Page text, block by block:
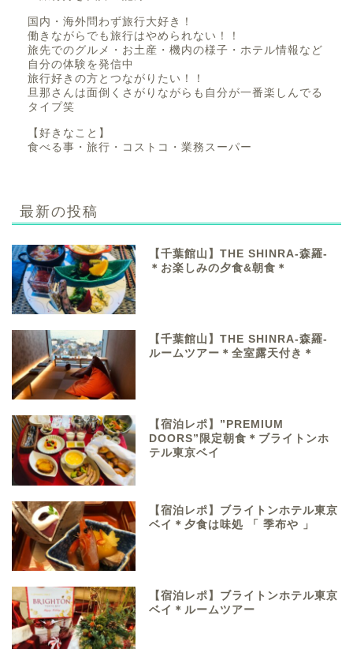
国内・海外問わず旅行大好き！
働きながらでも旅行はやめられない！！
旅先でのグルメ・お土産・機内の様子・ホテル情報など
自分の体験を発信中
旅行好きの方とつながりたい！！
旦那さんは面倒くさがりながらも自分が一番楽しんでる
タイプ笑
【好きなこと】
食べる事・旅行・コストコ・業務スーパー
最新の投稿
【千葉館山】THE SHINRA-森羅-
＊お楽しみの夕食&朝食＊
【千葉館山】THE SHINRA-森羅-
ルームツアー＊全室露天付き＊
【宿泊レポ】”PREMIUM
DOORS”限定朝食＊ブライトンホ
テル東京ベイ
【宿泊レポ】ブライトンホテル東京
ベイ＊夕食は味処 「 季布や 」
【宿泊レポ】ブライトンホテル東京
ベイ＊ルームツアー